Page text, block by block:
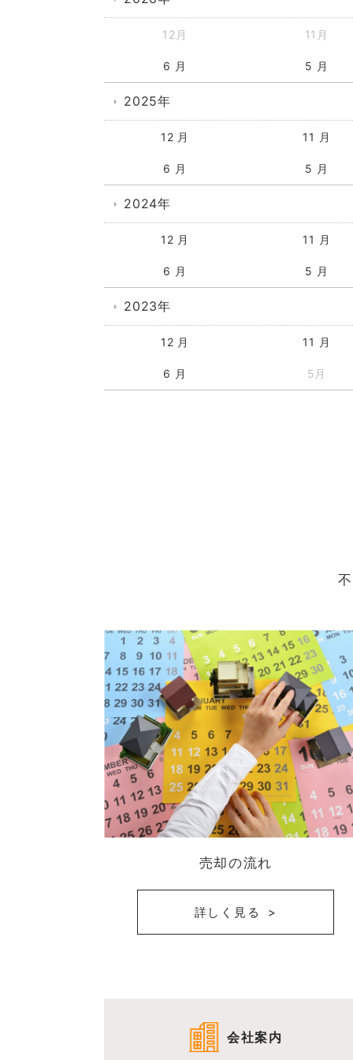
12月 11月
6 月 5 月
2025年
12 月 11 月
6 月 5 月
2024年
12 月 11 月
6 月 5 月
2023年
12 月 11 月
6 月 5月
売却の流れ
詳しく見る
会社案内